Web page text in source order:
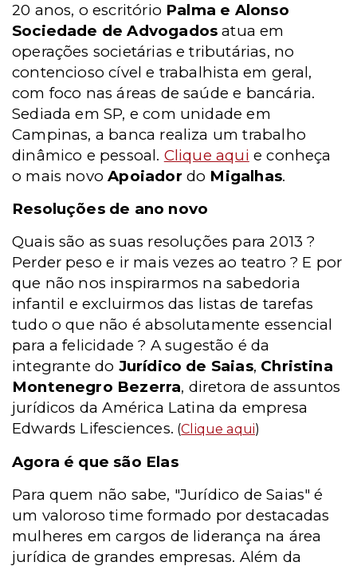
20 anos, o escritório Palma e Alonso
Sociedade de Advogadosatua em
operações societárias e tributárias, no
contencioso cível e trabalhista em geral,
com foco nas áreas de saúde e bancária.
Sediada em SP, e com unidade em
Campinas, a banca realiza um trabalho
dinâmico e pessoal. Clique aqui e conheça
o mais novoApoiador do Migalhas.
Resoluções de ano novo
Quais são as suas resoluções para 2013 ?
Perder peso e ir mais vezes ao teatro ? E por
que não nos inspirarmos na sabedoria
infantil e excluirmos das listas de tarefas
tudo o que não é absolutamente essencial
para a felicidade ? A sugestão é da
integrante do Jurídico de Saias, Christina
Montenegro Bezerra, diretora de assuntos
jurídicos da América Latina da empresa
Edwards Lifesciences. (Clique aqui)
Agora é que são Elas
Para quem não sabe, "Jurídico de Saias" é
um valoroso time formado por destacadas
mulheres em cargos de liderança na área
jurídica de grandes empresas. Além da